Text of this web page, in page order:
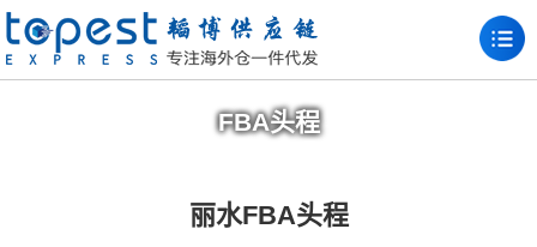
FBA头程
丽水FBA头程